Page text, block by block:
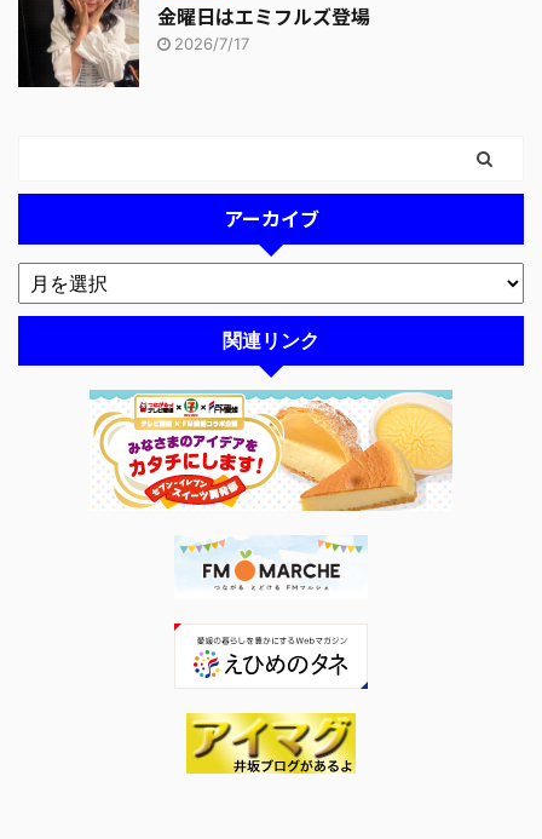
金曜日はエミフルズ登場
2026/7/17
アーカイブ
関連リンク